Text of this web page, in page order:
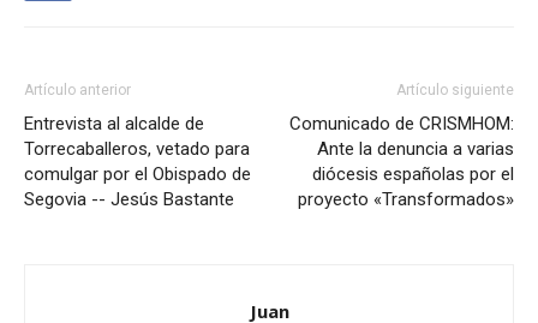
Artículo anterior
Entrevista al alcalde de
Torrecaballeros, vetado para
comulgar por el Obispado de
Segovia -- Jesús Bastante
Artículo siguiente
Comunicado de CRISMHOM:
Ante la denuncia a varias
diócesis españolas por el
proyecto «Transformados»
Juan